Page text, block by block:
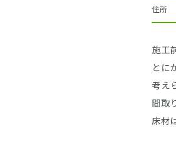
住所
施工
とに
考え
間取
床材